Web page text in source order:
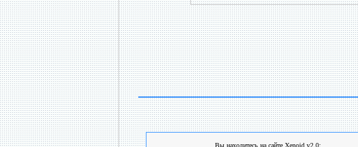
Вы находитесь на сайте Xenoid v2.0: